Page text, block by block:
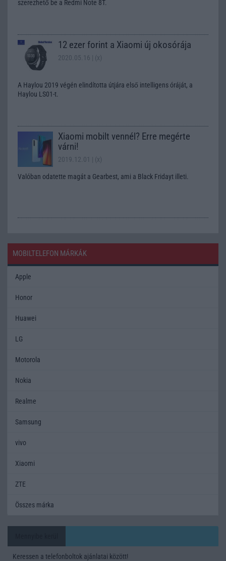
szerezhető be a Redmi Note 8T.
12 ezer forint a Xiaomi új okosórája
2020.05.16 | (x)
A Haylou 2019 végén elindította útjára első intelligens óráját, a
Haylou LS01-t.
Xiaomi mobilt vennél? Erre megérte
várni!
2019.12.01 | (x)
Valóban odatette magát a Gearbest, ami a Black Fridayt illeti.
MOBILTELEFON MÁRKÁK
Apple
Honor
Huawei
LG
Motorola
Nokia
Realme
Samsung
vivo
Xiaomi
ZTE
Összes márka
Keressen a telefonboltok ajánlatai között!